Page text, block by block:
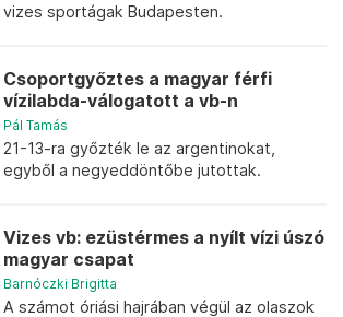
vizes sportágak Budapesten.
Csoportgyőztes a magyar férfi
vízilabda-válogatott a vb-n
Pál Tamás
21-13-ra győzték le az argentinokat,
egyből a negyeddöntőbe jutottak.
Vizes vb: ezüstérmes a nyílt vízi úszó
magyar csapat
Barnóczki Brigitta
A számot óriási hajrában végül az olaszok